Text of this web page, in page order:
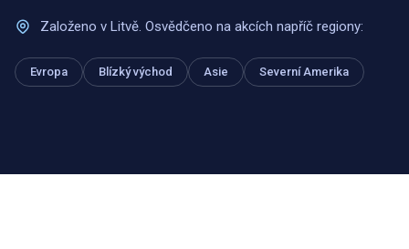
Založeno v Litvě. Osvědčeno na akcích napříč regiony:
Evropa Blízký východ Asie Severní Amerika